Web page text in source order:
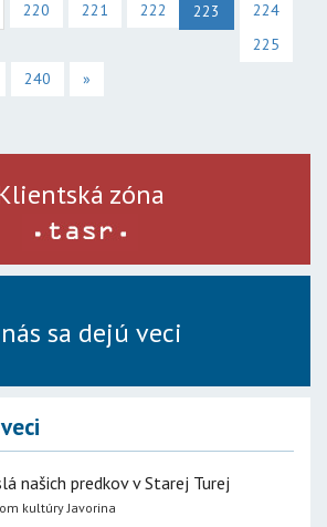
220 221 222 223
224
225
240 »
zóna
sa dejú veci
našich predkov v Starej Turej
kultúry Javorina